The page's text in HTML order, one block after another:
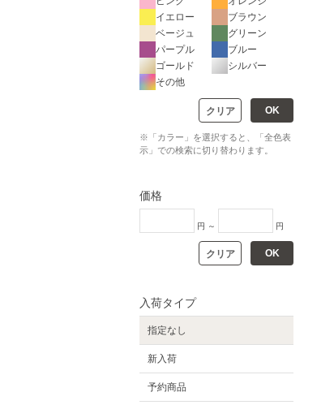
イエロー
ブラウン
ベージュ
グリーン
パープル
ブルー
ゴールド
シルバー
その他
クリア OK
※「カラー」を選択すると、「全色表
示」での検索に切り替わります。
価格
円 ～ 円
クリア OK
入荷タイプ
指定なし
新入荷
予約商品